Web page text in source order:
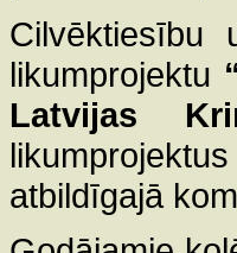
Cilvēktiesību
likumprojektu
Latvijas
atbildīgajā